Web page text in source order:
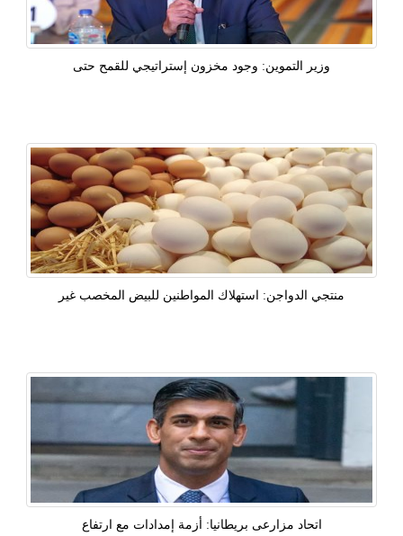
وزير التموين: وجود مخزون إستراتيجي للقمح حتى
منتجي الدواجن: استهلاك المواطنين للبيض المخصب غير
اتحاد مزارعى بريطانيا: أزمة إمدادات مع ارتفاع